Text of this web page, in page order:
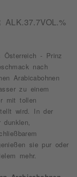
Österreich - Prinz
nach
Arabicabohnen
zu einem
mit tollen
wird. In der
sie pur oder
mehr.